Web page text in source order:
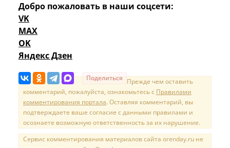
Добро пожаловать в наши соцсети:
VK
MAX
OK
Яндекс Дзен
Поделиться Прежде чем оставить
комментарий, пожалуйста, ознакомьтесь с Правилами
комментирования портала. Оставляя комментарий, вы
подтверждаете ваше согласие с данными правилами и
осознаете возможную ответственность за их нарушение.
Сервис комментирования материалов сайта orenday.ru не